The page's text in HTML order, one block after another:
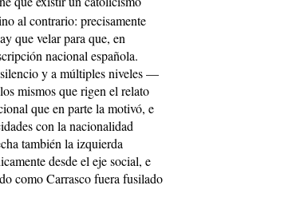
al contrario: precisamente
que velar para que, en
nacional española.
silencio y a múltiples niveles —
mismos que rigen el relato
que en parte la motivó, e
con la nacionalidad
también la izquierda
desde el eje social, e
como Carrasco fuera fusilado